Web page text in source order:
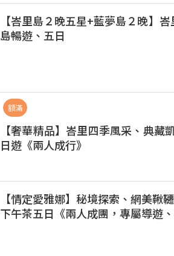
【峇里島２晚五星+藍夢島２晚】
島暢遊、五日
額滿
【奢華精品】峇里四季風采、典藏
日遊《兩人成行》
【情定愛雅娜】秘境探索、網美鞦
下午茶五日《兩人成團，專屬導遊、